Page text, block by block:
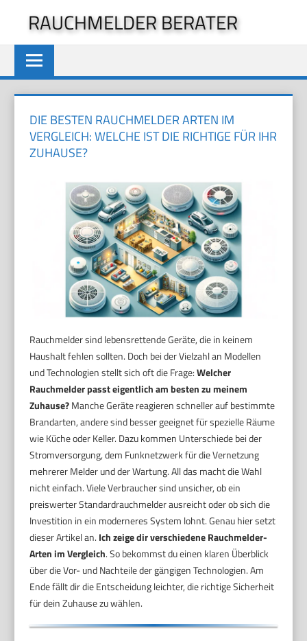
springen
RAUCHMELDER BERATER
DIE BESTEN RAUCHMELDER ARTEN IM
VERGLEICH: WELCHE IST DIE RICHTIGE FÜR IHR
ZUHAUSE?
Rauchmelder sind lebensrettende Geräte, die in keinem
Haushalt fehlen sollten. Doch bei der Vielzahl an Modellen
und Technologien stellt sich oft die Frage:Welcher
Rauchmelder passt eigentlich am besten zu meinem
Zuhause?Manche Geräte reagieren schneller auf bestimmte
Brandarten, andere sind besser geeignet für spezielle Räume
wie Küche oder Keller. Dazu kommen Unterschiede bei der
Stromversorgung, dem Funknetzwerk für die Vernetzung
mehrerer Melder und der Wartung. All das macht die Wahl
nicht einfach. Viele Verbraucher sind unsicher, ob ein
preiswerter Standardrauchmelder ausreicht oder ob sich die
Investition in ein moderneres System lohnt. Genau hier setzt
dieser Artikel an. Ich zeige dir verschiedene Rauchmelder-
Arten im Vergleich. So bekommst du einen klaren Überblick
über die Vor- und Nachteile der gängigen Technologien. Am
Ende fällt dir die Entscheidung leichter, die richtige Sicherheit
für dein Zuhause zu wählen.